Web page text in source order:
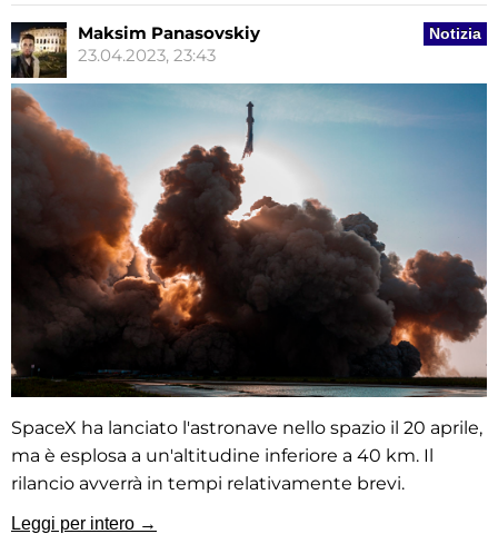
Notizia
Maksim Panasovskiy
23.04.2023, 23:43
SpaceX ha lanciato l'astronave nello spazio il 20 aprile,
ma è esplosa a un'altitudine inferiore a 40 km. Il
rilancio avverrà in tempi relativamente brevi.
Leggi per intero →